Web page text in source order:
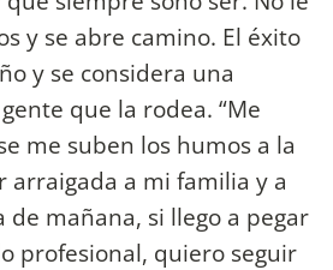
y se abre camino. El éxito
y se considera una
que la rodea. “Me
me suben los humos a la
arraigada a mi familia y a
de mañana, si llego a pegar
profesional, quiero seguir